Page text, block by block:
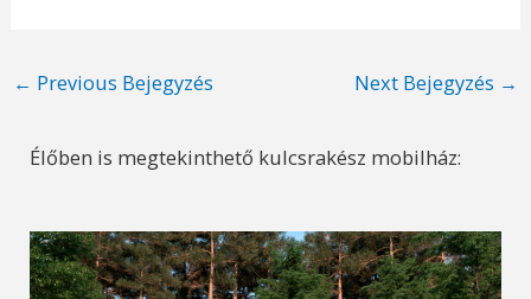
Post
← Previous Bejegyzés Next Bejegyzés →
Élőben is megtekinthető kulcsrakész mobilház: